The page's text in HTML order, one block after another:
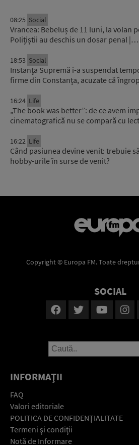
08:25 Social
Vrancea: Bebeluș de 11 luni, la volan
Polițiștii au deschis un dosar penal |…
18:53 Social
Instanța Supremă i-a suspendat
firme din Constanța, acuzate că
16:24 Life
„The book was better”: de ce avem
cinematografică nu se compară cu
16:22 Life
Când pasiunea devine venit: trebuie
hobby-urile în surse de venit?
Copyright © Europa FM. Toate
SOCIAL
INFORMAŢII
FAQ
Valori editoriale
POLITICA DE CONFIDENŢIALITATE
Termeni şi condiţii
Notă de Informare